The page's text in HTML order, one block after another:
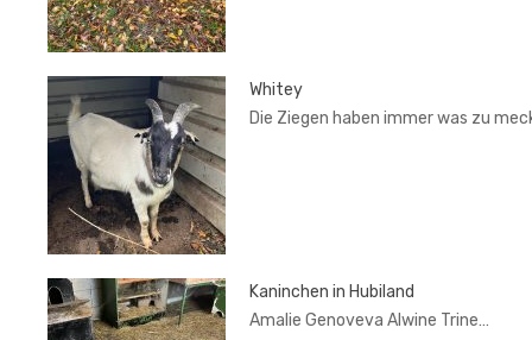
Whitey
Die Ziegen haben immer was zu
Kaninchen in Hubiland
Amalie Genoveva Alwine Trine…